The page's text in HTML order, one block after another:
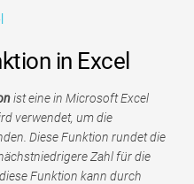
in Excel
ist eine in Microsoft Excel
verwendet, um die
Diese Funktion rundet die
Zahl für die
Funktion kann durch